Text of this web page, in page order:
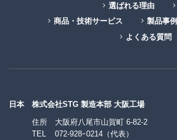
選ばれる理由
商品・技術サービス
製品事例
よくある質問
日本
株式会社STG 製造本部 大阪工場
住所
大阪府八尾市山賀町 6-82-2
TEL
072-928ｰ0214 （代表）